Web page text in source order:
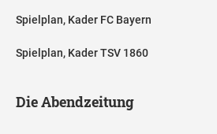
Spielplan, Kader FC Bayern
Spielplan, Kader TSV 1860
Die Abendzeitung